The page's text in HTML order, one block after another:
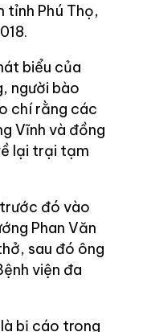
tỉnh Phú Thọ,
biểu của
người bào
chí rằng các
Vĩnh và đồng
lại trại tạm
đó vào
Phan Văn
sau đó ông
viện đa
bị cáo trong